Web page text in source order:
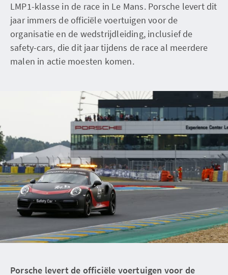
LMP1-klasse in de race in Le Mans. Porsche levert dit
jaar immers de officiële voertuigen voor de
organisatie en de wedstrijdleiding, inclusief de
safety-cars, die dit jaar tijdens de race al meerdere
malen in actie moesten komen.
Porsche levert de officiële voertuigen voor de